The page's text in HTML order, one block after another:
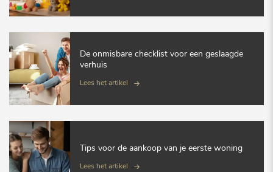
De onmisbare checklist voor een geslaagde
verhuis
Lees het artikel
Tips voor de aankoop van je eerste woning
Lees het artikel